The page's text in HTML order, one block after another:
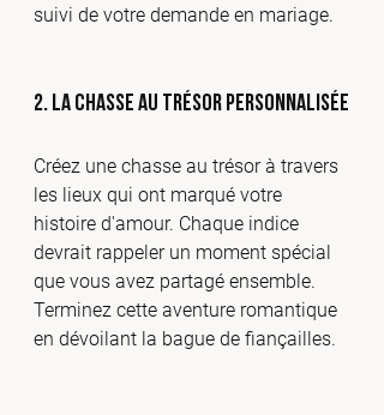
suivi de votre demande en mariage.
2. La Chasse au Trésor Personnalisée
Créez une chasse au trésor à travers
les lieux qui ont marqué votre
histoire d'amour. Chaque indice
devrait rappeler un moment spécial
que vous avez partagé ensemble.
Terminez cette aventure romantique
en dévoilant la bague de fiançailles.